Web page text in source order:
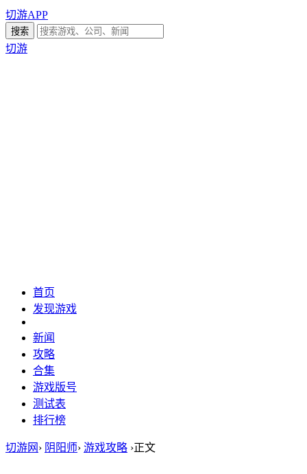
切游APP
切游
首页
发现游戏
新闻
攻略
合集
游戏版号
测试表
排行榜
切游网 › 阴阳师› 游戏攻略 ›正文